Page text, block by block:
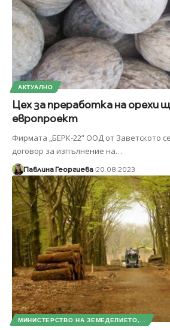
АКТУАЛНО
Цех за преработка на орехи
европроект
Фирмата „БЕРК-22” ООД от Заветското
договор за изпълнение на…
Павлина Георгиева 20.08.2023
МИНИСТЕРСТВО НА ЗЕМЕДЕЛИЕТО,...